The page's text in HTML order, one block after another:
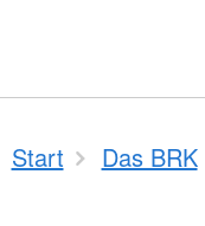
Start Das BRK